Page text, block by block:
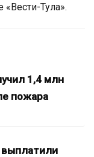
Тула».
1,4 млн
пожара